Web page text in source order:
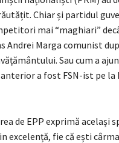
Chiar și partidul
mai “maghiari”
Andrei Marga comunist
Sau cum a
anterior a fost FSN-ist pe
de EPP exprimă același
fie că ești